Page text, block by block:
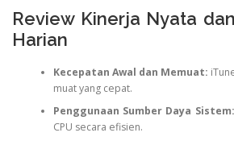
Review Kinerja Nyata
Harian
Kecepatan Awal dan Memuat:
muat yang cepat.
Penggunaan Sumber Daya Sistem:
CPU secara efisien.